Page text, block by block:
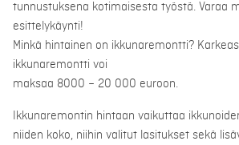
tunnustuksena kotimaisesta työstä. Varaa
esittelykäynti!
Minkä hintainen on ikkunaremontti?
ikkunaremontti voi
maksaa 8000 – 20 000 euroon.
Ikkunaremontin hintaan vaikuttaa
niiden koko, niihin valitut lasitukset sekä